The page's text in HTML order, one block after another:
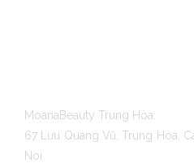
MoanaBeauty Trung Hòa:
67 Lưu Quang Vũ, Trung Hòa,
Noi